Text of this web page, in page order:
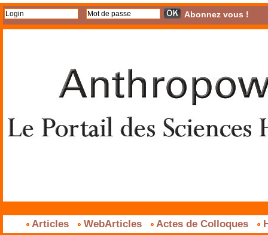
Abonnez vous !
Articles WebArticles Actes de Colloques